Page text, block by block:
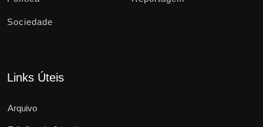
Sociedade
Links Úteis
Arquivo